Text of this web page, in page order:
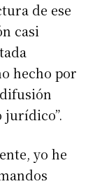
de ese
casi
hecho por
yo he